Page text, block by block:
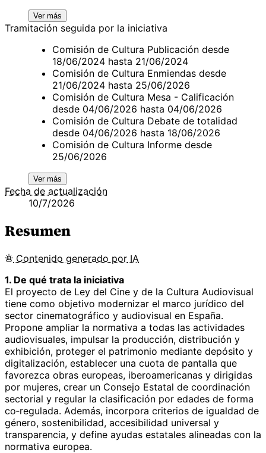
Ver más
Tramitación seguida por la iniciativa
Comisión de Cultura Publicación desde
18/06/2024 hasta 21/06/2024
Comisión de Cultura Enmiendas desde
21/06/2024 hasta 25/06/2026
Comisión de Cultura Mesa - Calificación
desde 04/06/2026 hasta 04/06/2026
Comisión de Cultura Debate de totalidad
desde 04/06/2026 hasta 18/06/2026
Comisión de Cultura Informe desde
25/06/2026
Ver más
Fecha de actualización
10/7/2026
Resumen
Contenido generado por IA
1. De qué trata la iniciativa
El proyecto de Ley del Cine y de la Cultura Audiovisual
tiene como objetivo modernizar el marco jurídico del
sector cinematográfico y audiovisual en España.
Propone ampliar la normativa a todas las actividades
audiovisuales, impulsar la producción, distribución y
exhibición, proteger el patrimonio mediante depósito y
digitalización, establecer una cuota de pantalla que
favorezca obras europeas, iberoamericanas y dirigidas
por mujeres, crear un Consejo Estatal de coordinación
sectorial y regular la clasificación por edades de forma
co‑regulada. Además, incorpora criterios de igualdad de
género, sostenibilidad, accesibilidad universal y
transparencia, y define ayudas estatales alineadas con la
normativa europea.